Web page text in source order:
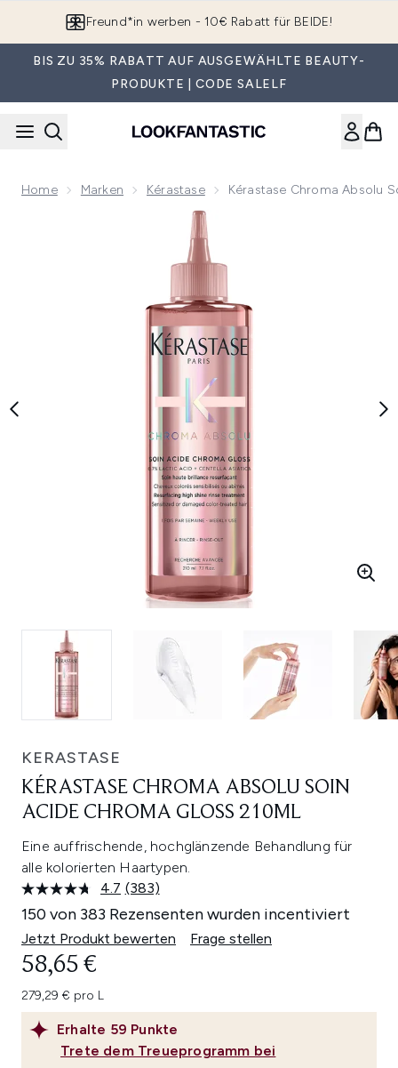
App downloaden & Extra-Rabatte erhalten*
BIS ZU 35% RABATT AUF AUSGEWÄHLTE BEAUTY-
PRODUKTE | CODE SALELF
Home Marken Kérastase Kérastase Chroma Absolu
Now showing image 1 Kérastase Chroma Absolu Soin Acide
KERASTASE
KÉRASTASE CHROMA ABSOLU SOIN
ACIDE CHROMA GLOSS 210ML
Eine auffrischende, hochglänzende Behandlung für
alle kolorierten Haartypen.
4.7 383
Bewertungen
lesen.
Link
(383)
150 von 383 Rezensenten wurden incentiviert
Jetzt Produkt bewerten Frage stellen
Erhalte 59 Punkte
Trete dem Treueprogramm bei
58,65 €
279,29 € pro L